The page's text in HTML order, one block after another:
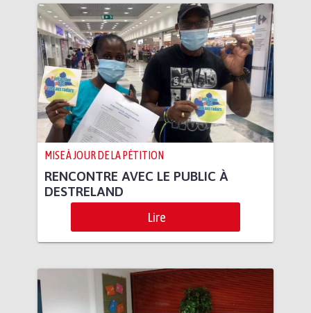
MISE À JOUR DE LA PÉTITION
RENCONTRE AVEC LE PUBLIC À
DESTRELAND
Lire